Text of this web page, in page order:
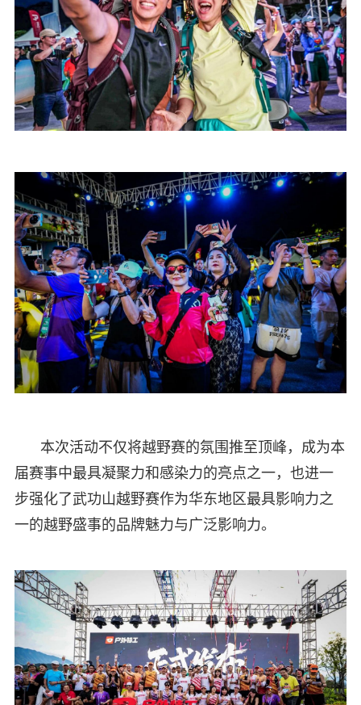
本次活动不仅将越野赛的氛围推至顶峰，成为本
届赛事中最具凝聚力和感染力的亮点之一，也进一
步强化了武功山越野赛作为华东地区最具影响力之
一的越野盛事的品牌魅力与广泛影响力。